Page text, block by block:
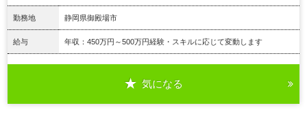
勤務地 静岡県御殿場市
給与 年収：450万円～500万円経験・スキルに応じて変動します
気になる